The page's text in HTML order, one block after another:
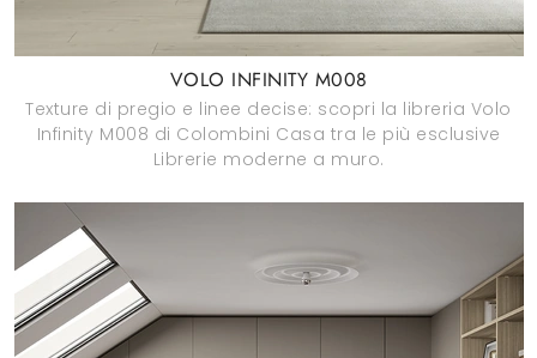
VOLO INFINITY M008
Texture di pregio e linee decise: scopri la libreria Volo
Infinity M008 di Colombini Casa tra le più esclusive
Librerie moderne a muro.